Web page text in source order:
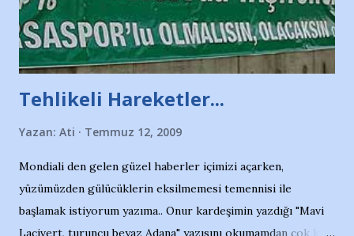
Tehlikeli Hareketler...
Yazan: Ati Temmuz 12, 2009
Mondiali den gelen güzel haberler içimizi açarken,
yüzümüzden gülücüklerin eksilmemesi temennisi ile
başlamak istiyorum yazıma.. Onur kardeşimin yazdığı "Mavi
Lacivert, turuncu beyaz Adana" yazısını okumamdan çok kısa